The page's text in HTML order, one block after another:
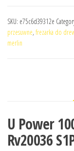
SKU: e75c6d39312e
przesuwne, frezarka do
merlin
U Power
Rv20036